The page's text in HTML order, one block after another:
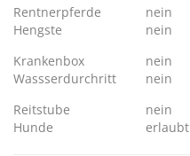
Rentnerpferde
nein
Hengste
nein
Krankenbox
nein
Wassserdurchritt
nein
Reitstube
nein
Hunde
erlaubt